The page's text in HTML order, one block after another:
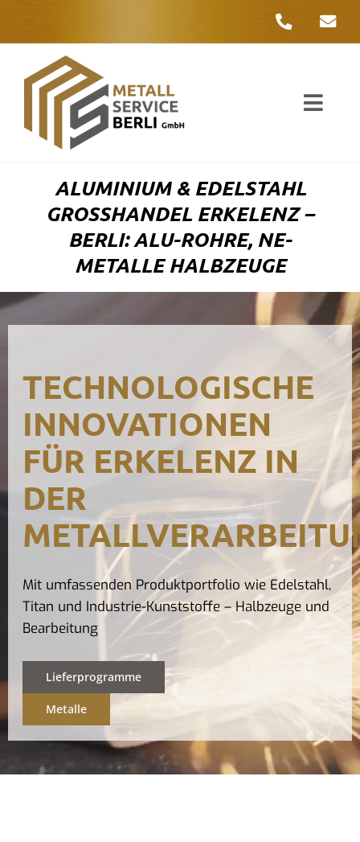
ALUMINIUM & EDELSTAHL
GROSSHANDEL ERKELENZ – B
ERLI: ALU-ROHRE, NE-M
ETALLE HALBZEUGE
TECHNOLOGISCHE
INNOVATIONEN
FÜR ERKELENZ IN
DER
Mit umfassenden Produktportfolio wie Edelstahl,
Titan und Industrie-Kunststoffe – Halbzeuge und
Bearbeitung
Lieferprogramme
Metalle